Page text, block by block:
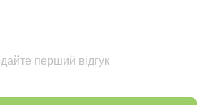
перший відгук